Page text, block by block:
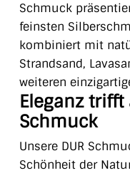
Schmuck
feinsten
kombiniert mit
Strandsand,
weiteren
Eleganz trifft
Schmuck
Unsere DUR
Schönheit der